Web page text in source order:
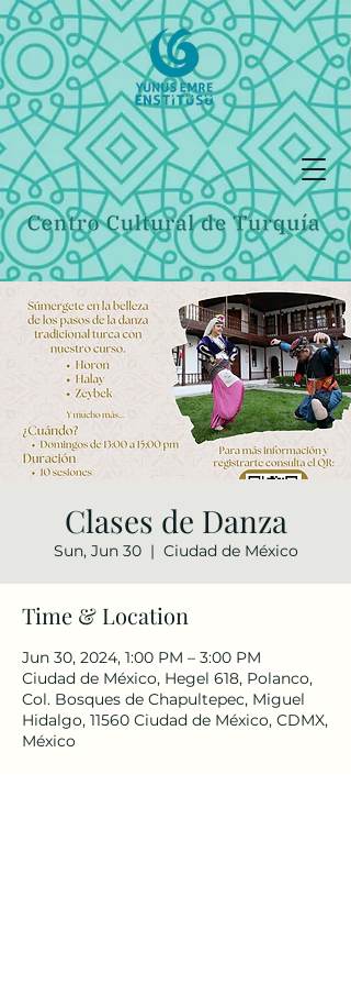
Clases de Danza
Sun, Jun 30
  |
Ciudad de México
Time & Location
Jun 30, 2024, 1:00 PM – 3:00 PM
Ciudad de México, Hegel 618, Polanco,
Col. Bosques de Chapultepec, Miguel
Hidalgo, 11560 Ciudad de México, CDMX,
México